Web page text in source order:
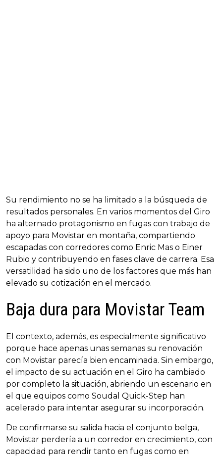
Su rendimiento no se ha limitado a la búsqueda de
resultados personales. En varios momentos del Giro
ha alternado protagonismo en fugas con trabajo de
apoyo para Movistar en montaña, compartiendo
escapadas con corredores como Enric Mas o Einer
Rubio y contribuyendo en fases clave de carrera. Esa
versatilidad ha sido uno de los factores que más han
elevado su cotización en el mercado.
Baja dura para Movistar Team
El contexto, además, es especialmente significativo
porque hace apenas unas semanas su renovación
con Movistar parecía bien encaminada. Sin embargo,
el impacto de su actuación en el Giro ha cambiado
por completo la situación, abriendo un escenario en
el que equipos como Soudal Quick-Step han
acelerado para intentar asegurar su incorporación.
De confirmarse su salida hacia el conjunto belga,
Movistar perdería a un corredor en crecimiento, con
capacidad para rendir tanto en fugas como en